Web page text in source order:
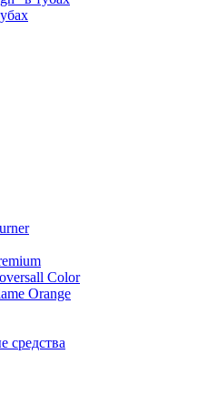
Color
Orange
средства